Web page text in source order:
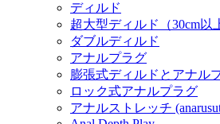
ディルド
超大型ディルド（30cm以
ダブルディルド
アナルプラグ
膨張式ディルドとアナル
ロック式アナルプラグ
アナルストレッチ